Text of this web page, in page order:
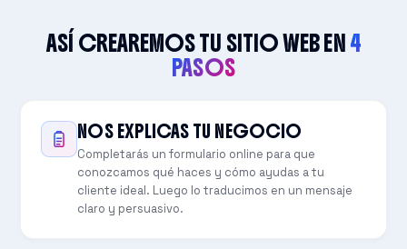
ASÍ CREAREMOS TU SITIO WEB EN4
PASOS
NOS EXPLICAS TU NEGOCIO
Completarás un formulario online para que
conozcamos qué haces y cómo ayudas a tu
cliente ideal. Luego lo traducimos en un mensaje
claro y persuasivo.